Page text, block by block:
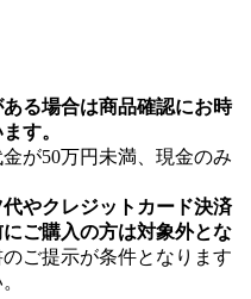
る場合は商品確認にお時
す。
が50万円未満、現金のみ
やクレジットカード決済
ご購入の方は対象外とな
ご提示が条件となります